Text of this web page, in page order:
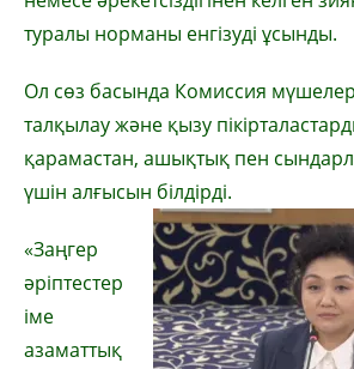
туралы норманы енгізуді ұсынды.
Ол сөз басында Комиссия
талқылау және қызу
қарамастан, ашықтық пен
үшін алғысын білдірді.
«Заңгер
әріптестер
іме
азаматтық